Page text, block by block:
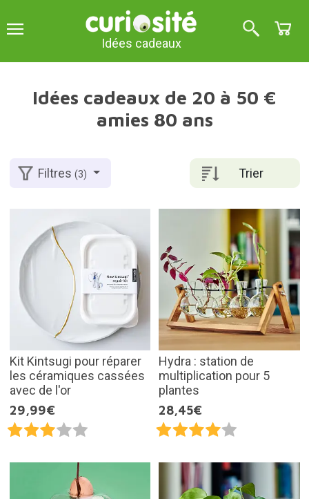
Idées cadeaux
Idées cadeaux de 20 à 50 €
amies 80 ans
Trier
Filtres(3)
Kit Kintsugi pour réparer
les céramiques cassées
avec de l'or
29,99€
Hydra : station de
multiplication pour 5
plantes
28,45€